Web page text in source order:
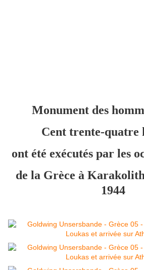
Monument des
Cent trente-quatre
ont été exécutés par les
de la Grèce à
1944